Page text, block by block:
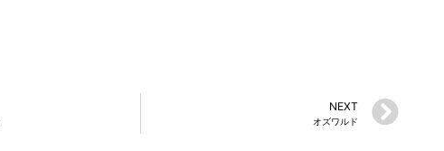
NEXT
オズワルド